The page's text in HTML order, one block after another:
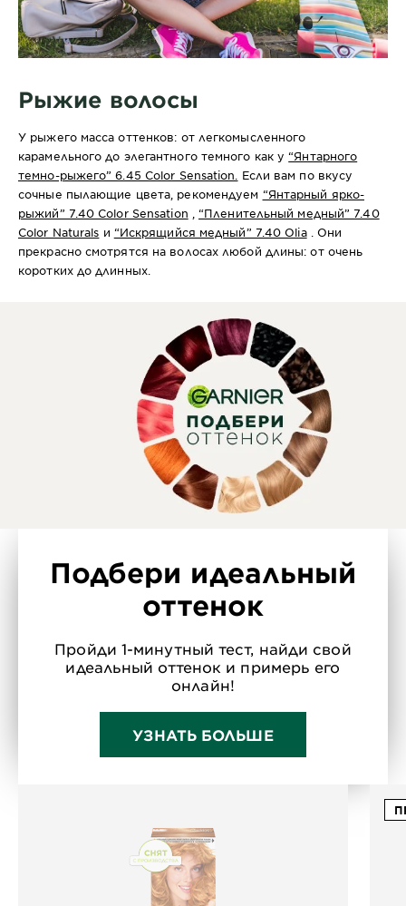
Рыжие волосы
У рыжего масса оттенков: от легкомысленного
карамельного до элегантного темного как у“Янтарного
темно-рыжего” 6.45 Color Sensation.
Если вам по вкусу
сочные пылающие цвета, рекомендуем “Янтарный ярко-
рыжий” 7.40 Color Sensation ,“Пленительный медный” 7.40
Color Naturals и “Искрящийся медный” 7.40 Olia. Они
прекрасно смотрятся на волосах любой длины: от очень
коротких до длинных.
Подбери идеальный
оттенок
Пройди 1-минутный тест, найди свой
идеальный оттенок и примерь его
онлайн!
УЗНАТЬ БОЛЬШЕ